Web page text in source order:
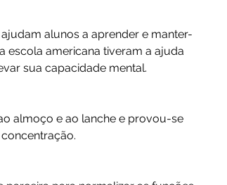
alunos a aprender e manter-
escola americana tiveram a ajuda
sua capacidade mental.
almoço e ao lanche e provou-se